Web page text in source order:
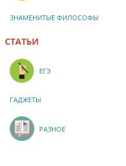
ЗНАМЕНИТЫЕ ФИЛОСОФЫ
СТАТЬИ
ЕГЭ
ГАДЖЕТЫ
РАЗНОЕ